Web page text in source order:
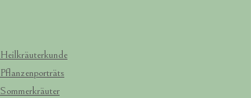
Heilkräuterkunde
Pflanzenporträts
Sommerkräuter